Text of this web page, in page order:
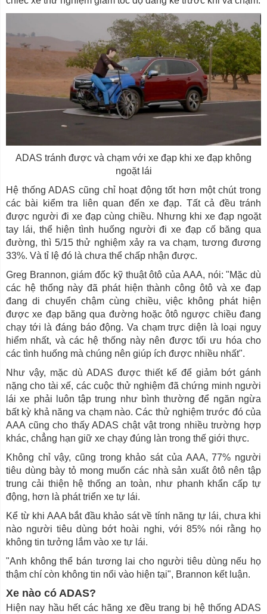
ADAS tránh được và chạm với xe đạp khi xe đạp không
ngoặt lái
Hệ thống ADAS cũng chỉ hoạt động tốt hơn một chút trong
các bài kiểm tra liên quan đến xe đạp. Tất cả đều tránh
được người đi xe đạp cùng chiều. Nhưng khi xe đạp ngoặt
tay lái, thể hiện tình huống người đi xe đạp cố băng qua
đường, thì 5/15 thử nghiệm xảy ra va chạm, tương đương
33%. Và tỉ lệ đó là chưa thể chấp nhận được.
Greg Brannon, giám đốc kỹ thuật ôtô của AAA, nói: "Mặc dù
các hệ thống này đã phát hiện thành công ôtô và xe đạp
đang di chuyển chậm cùng chiều, việc không phát hiện
được xe đạp băng qua đường hoặc ôtô ngược chiều đang
chạy tới là đáng báo động. Va chạm trực diện là loại nguy
hiểm nhất, và các hệ thống này nên được tối ưu hóa cho
các tình huống mà chúng nên giúp ích được nhiều nhất".
Như vậy, mặc dù ADAS được thiết kế để giảm bớt gánh
nặng cho tài xế, các cuộc thử nghiệm đã chứng minh người
lái xe phải luôn tập trung như bình thường để ngăn ngừa
bất kỳ khả năng va chạm nào. Các thử nghiệm trước đó của
AAA cũng cho thấy ADAS chật vật trong nhiều trường hợp
khác, chẳng hạn giữ xe chạy đúng làn trong thế giới thực.
Không chỉ vậy, cũng trong khảo sát của AAA, 77% người
tiêu dùng bày tỏ mong muốn các nhà sản xuất ôtô nên tập
trung cải thiện hệ thống an toàn, như phanh khẩn cấp tự
động, hơn là phát triển xe tự lái.
Kể từ khi AAA bắt đầu khảo sát về tính năng tự lái, chưa khi
nào người tiêu dùng bớt hoài nghi, với 85% nói rằng họ
không tin tưởng lắm vào xe tự lái.
"Anh không thể bán tương lai cho người tiêu dùng nếu họ
thậm chí còn không tin nổi vào hiện tại", Brannon kết luận.
Xe nào có ADAS?
Hiện nay hầu hết các hãng xe đều trang bị hệ thống ADAS